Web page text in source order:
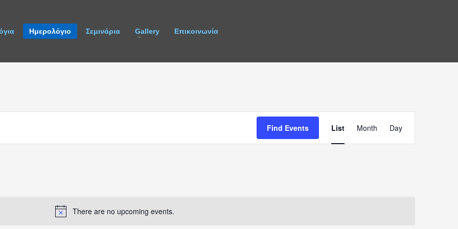
Ημερολόγιο Σεμινάρια Gallery Επικοινωνία
There are no upcoming events.
Find Events
Event
Views
List Month Day